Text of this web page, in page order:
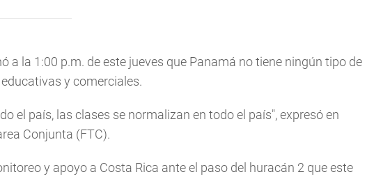
a la 1:00 p.m. de este jueves que Panamá no tiene ningún tipo de
y comerciales.
el país, las clases se normalizan en todo el país", expresó en
Conjunta (FTC).
y apoyo a Costa Rica ante el paso del huracán 2 que este